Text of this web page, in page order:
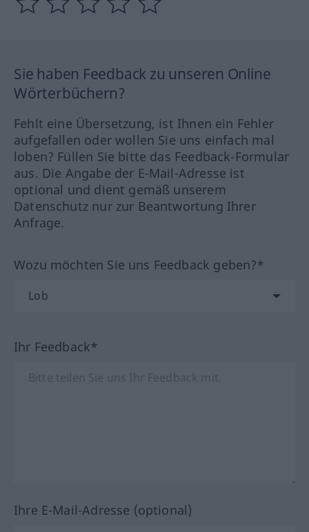
Sie haben Feedback zu unseren Online
Wörterbüchern?
Fehlt eine Übersetzung, ist Ihnen ein Fehler
aufgefallen oder wollen Sie uns einfach mal
loben? Füllen Sie bitte das Feedback-Formular
aus. Die Angabe der E-Mail-Adresse ist
optional und dient gemäß unserem
Datenschutz nur zur Beantwortung Ihrer
Anfrage.
Wozu möchten Sie uns Feedback geben?*
Ihr Feedback*
Ihre E-Mail-Adresse (optional)